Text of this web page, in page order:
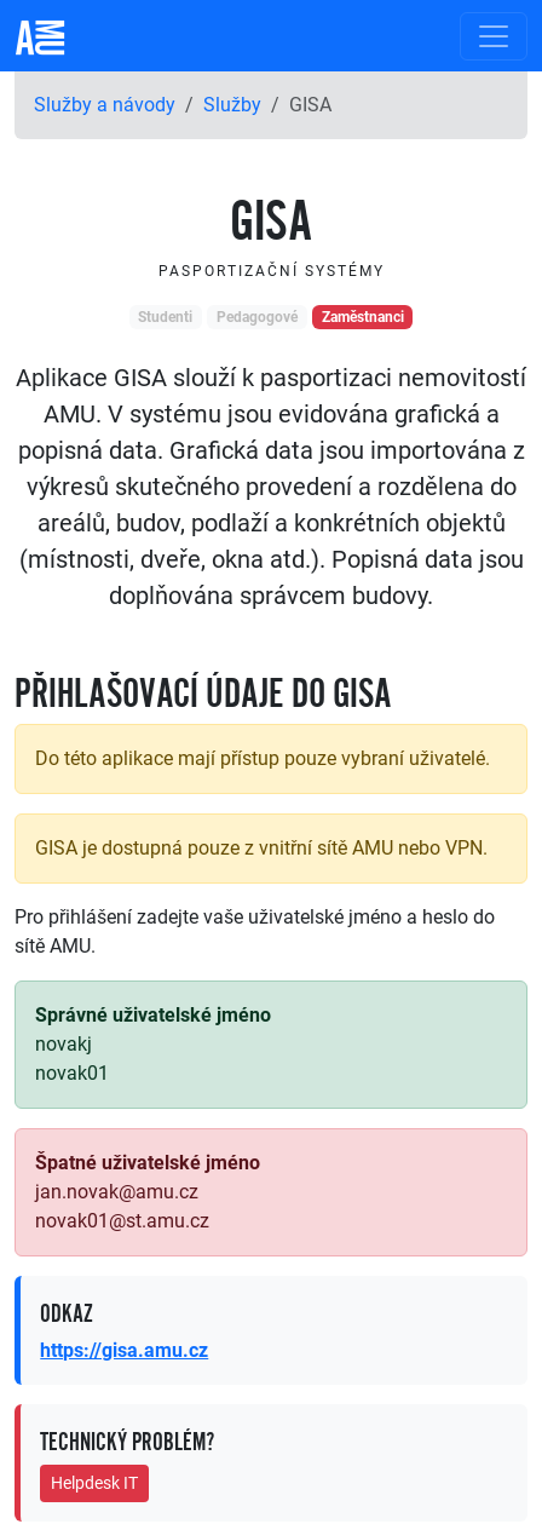
Služby a návody Služby GISA
GISA
PASPORTIZAČNÍ SYSTÉMY
Studenti Pedagogové Zaměstnanci
Aplikace GISA slouží k pasportizaci nemovitostí
AMU. V systému jsou evidována grafická a
popisná data. Grafická data jsou importována z
výkresů skutečného provedení a rozdělena do
areálů, budov, podlaží a konkrétních objektů
(místnosti, dveře, okna atd.). Popisná data jsou
doplňována správcem budovy.
PŘIHLAŠOVACÍ ÚDAJE DO GISA
Do této aplikace mají přístup pouze vybraní uživatelé.
GISA je dostupná pouze z vnitřní sítě AMU nebo VPN.
Pro přihlášení zadejte vaše uživatelské jméno a heslo do
sítě AMU.
Správné uživatelské jméno
novakj
novak01
Špatné uživatelské jméno
jan.novak@amu.cz
novak01@st.amu.cz
ODKAZ
https://gisa.amu.cz
TECHNICKÝ PROBLÉM?
Helpdesk IT